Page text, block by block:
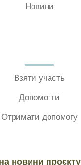
Новини
Взяти участь
Допомогти
Отримати допомогу
новини проєкту